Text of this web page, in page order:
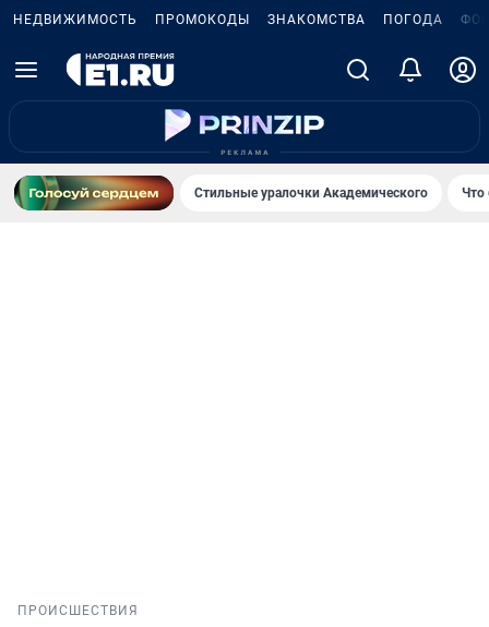
НЕДВИЖИМОСТЬ ПРОМОКОДЫ ЗНАКОМСТВА ПОГОДА
Стильные уралочки Академического Что
ПРОИСШЕСТВИЯ